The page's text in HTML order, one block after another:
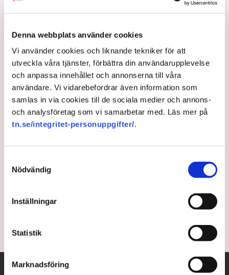
Denna webbplats använder cookies
Vi använder cookies och liknande tekniker för att
utveckla våra tjänster, förbättra din användarupplevelse
och anpassa innehållet och annonserna till våra
användare. Vi vidarebefordrar även information som
samlas in via cookies till de sociala medier och annons-
och analysföretag som vi samarbetar med. Läs mer på
tn.se/integritet-personuppgifter/.
Nödvändig
Inställningar
Statistik
Marknadsföring
Ny ukrainsk kärnkraft ”så
Flera nya kärnreaktorer planerar att byggas i Ukraina
så fort kriget är över. Det meddelar det statliga
NyTeknik.